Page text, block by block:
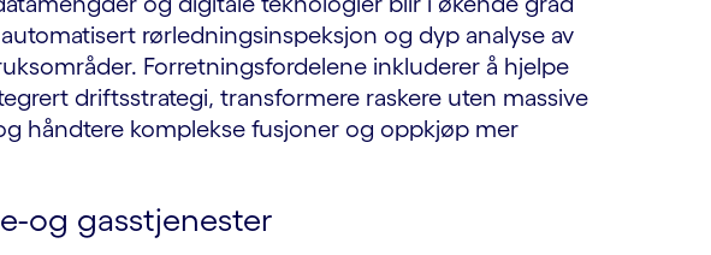
rørledningsinspeksjon og dyp analyse av
Forretningsfordelene inkluderer å hjelpe
driftsstrategi, transformere raskere uten massive
håndtere komplekse fusjoner og oppkjøp mer
og gasstjenester